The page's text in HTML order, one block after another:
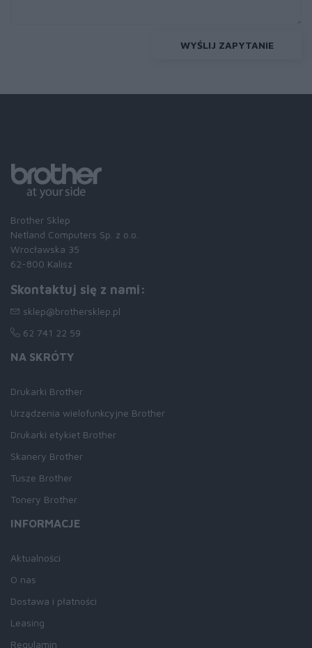
WYŚLIJ ZAPYTANIE
Brother Sklep
Netland Computers Sp. z o.o.
Wrocławska 35
62-800 Kalisz
Skontaktuj się z nami:
sklep@brothersklep.pl
62 741 22 59
NA SKRÓTY
Drukarki Brother
Urządzenia wielofunkcyjne Brother
Drukarki etykiet Brother
Skanery Brother
Tusze Brother
Tonery Brother
INFORMACJE
Aktualności
O nas
Dostawa i płatności
Leasing
Regulamin